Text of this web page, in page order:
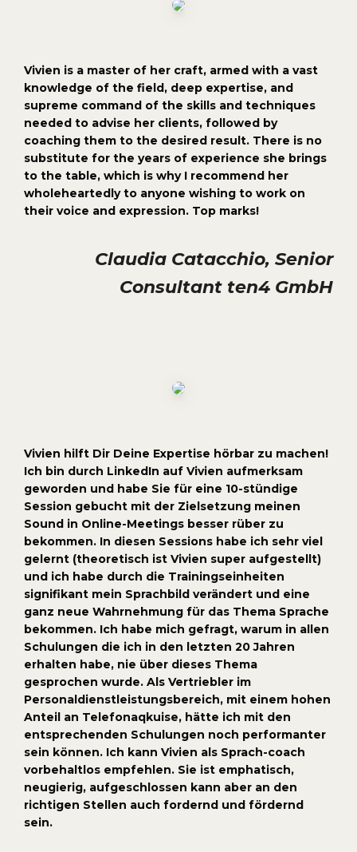
Vivien is a master of her craft, armed with a vast
knowledge of the field, deep expertise, and
supreme command of the skills and techniques
needed to advise her clients, followed by
coaching them to the desired result. There is no
substitute for the years of experience she brings
to the table, which is why I recommend her
wholeheartedly to anyone wishing to work on
their voice and expression. Top marks!
Claudia Catacchio, Senior
Consultant ten4 GmbH
Vivien hilft Dir Deine Expertise hörbar zu machen!
Ich bin durch LinkedIn auf Vivien aufmerksam
geworden und habe Sie für eine 10-stündige
Session gebucht mit der Zielsetzung meinen
Sound in Online-Meetings besser rüber zu
bekommen. In diesen Sessions habe ich sehr viel
gelernt (theoretisch ist Vivien super aufgestellt)
und ich habe durch die Trainingseinheiten
signifikant mein Sprachbild verändert und eine
ganz neue Wahrnehmung für das Thema Sprache
bekommen. Ich habe mich gefragt, warum in allen
Schulungen die ich in den letzten 20 Jahren
erhalten habe, nie über dieses Thema
gesprochen wurde. Als Vertriebler im
Personaldienstleistungsbereich, mit einem hohen
Anteil an Telefonaqkuise, hätte ich mit den
entsprechenden Schulungen noch performanter
sein können. Ich kann Vivien als Sprach-coach
vorbehaltlos empfehlen. Sie ist emphatisch,
neugierig, aufgeschlossen kann aber an den
richtigen Stellen auch fordernd und fördernd
sein.